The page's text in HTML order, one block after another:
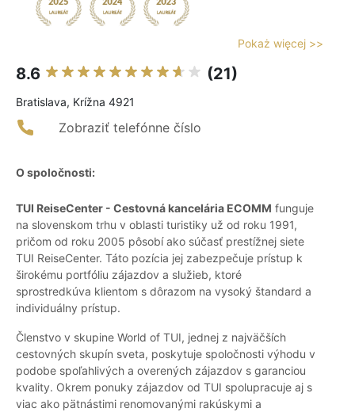
Pokaż więcej >>
8.6 (21)
Bratislava, Krížna 4921
Zobraziť telefónne číslo
O spoločnosti:
TUI ReiseCenter - Cestovná kancelária ECOMM funguje
na slovenskom trhu v oblasti turistiky už od roku 1991,
pričom od roku 2005 pôsobí ako súčasť prestížnej siete
TUI ReiseCenter. Táto pozícia jej zabezpečuje prístup k
širokému portfóliu zájazdov a služieb, ktoré
sprostredkúva klientom s dôrazom na vysoký štandard a
individuálny prístup.
Členstvo v skupine World of TUI, jednej z najväčších
cestovných skupín sveta, poskytuje spoločnosti výhodu v
podobe spoľahlivých a overených zájazdov s garanciou
kvality. Okrem ponuky zájazdov od TUI spolupracuje aj s
viac ako pätnástimi renomovanými rakúskymi a